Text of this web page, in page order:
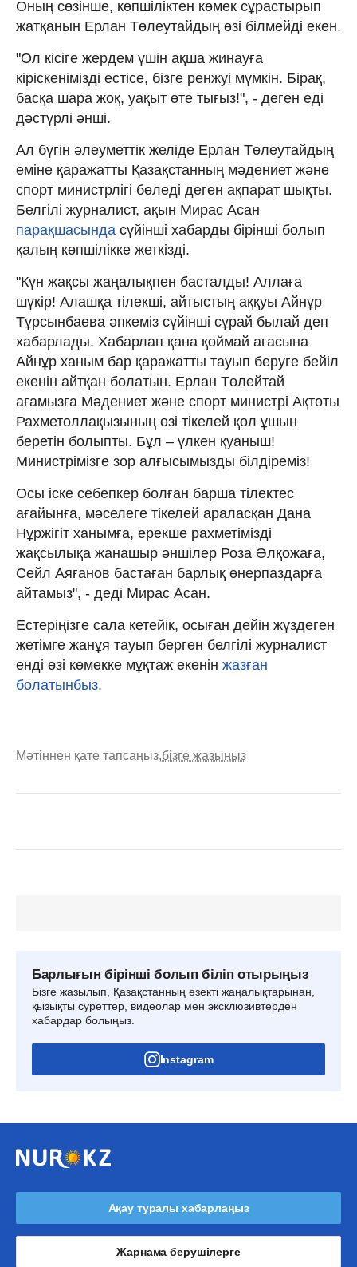
Оның сөзінше, көпшіліктен көмек сұрастырып
жатқанын Ерлан Төлеутайдың өзі білмейді екен.
"Ол кісіге жердем үшін ақша жинауға
кіріскенімізді естісе, бізге ренжуі мүмкін. Бірақ,
басқа шара жоқ, уақыт өте тығыз!", - деген еді
дәстүрлі әнші.
Ал бүгін әлеуметтік желіде Ерлан Төлеутайдың
еміне қаражатты Қазақстанның мәдениет және
спорт министрлігі бөледі деген ақпарат шықты.
Белгілі журналист, ақын Мирас Асан
парақшасында сүйінші хабарды бірінші болып
қалың көпшілікке жеткізді.
"Күн жақсы жаңалықпен басталды! Аллаға
шүкір! Алашқа тілекші, айтыстың аққуы Айнұр
Тұрсынбаева әпкеміз сүйінші сұрай былай деп
хабарлады. Хабарлап қана қоймай ағасына
Айнұр ханым бар қаражатты тауып беруге бейіл
екенін айтқан болатын. Ерлан Төлейтай
ағамызға Мәдениет және спорт министрі Ақтоты
Рахметоллақызының өзі тікелей қол ұшын
беретін болыпты. Бұл – үлкен қуаныш!
Министрімізге зор алғысымызды білдіреміз!
Осы іске себепкер болған барша тілектес
ағайынға, мәселеге тікелей араласқан Дана
Нұржігіт ханымға, ерекше рахметімізді
жақсылықа жанашыр әншілер Роза Әлқожаға,
Сейл Аяғанов бастаған барлық өнерпаздарға
айтамыз", - деді Мирас Асан.
Естеріңізге сала кетейік, осыған дейін жүздеген
жетімге жанұя тауып берген белгілі журналист
енді өзі көмекке мұқтаж екенін жазған
болатынбыз.
Мәтіннен қате тапсаңыз,бізге жазыңыз
Барлығын бірінші болып біліп отырыңыз
Бізге жазылып, Қазақстанның өзекті жаңалықтарынан,
қызықты суреттер, видеолар мен эксклюзивтерден
хабардар болыңыз.
Instagram
Ақау туралы хабарлаңыз
Жарнама берушілерге